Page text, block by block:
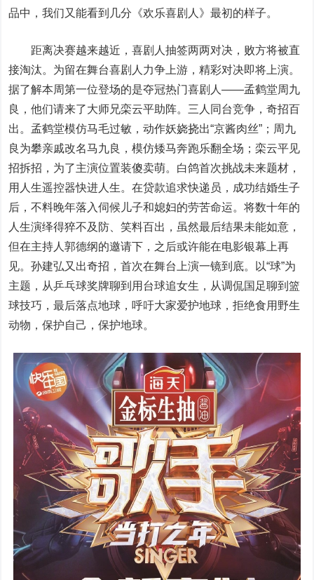
品中，我们又能看到几分《欢乐喜剧人》最初的样子。
距离决赛越来越近，喜剧人抽签两两对决，败方将被直
接淘汰。为留在舞台喜剧人力争上游，精彩对决即将上演。
据了解本周第一位登场的是夺冠热门喜剧人——孟鹤堂周九
良，他们请来了大师兄栾云平助阵。三人同台竞争，奇招百
出。孟鹤堂模仿马毛过敏，动作妖娆挠出“京酱肉丝”；周九
良为攀亲戚改名马九良，模仿矮马奔跑乐翻全场；栾云平见
招拆招，为了主演位置装傻卖萌。白鸽首次挑战未来题材，
用人生遥控器快进人生。在贷款追求快递员，成功结婚生子
后，不料晚年落入伺候儿子和媳妇的劳苦命运。将数十年的
人生演绎得猝不及防、笑料百出，虽然最后结果未能如意，
但在主持人郭德纲的邀请下，之后或许能在电影银幕上再
见。孙建弘又出奇招，首次在舞台上演一镜到底。以“球”为
主题，从乒乓球奖牌聊到用台球追女生，从调侃国足聊到篮
球技巧，最后落点地球，呼吁大家爱护地球，拒绝食用野生
动物，保护自己，保护地球。